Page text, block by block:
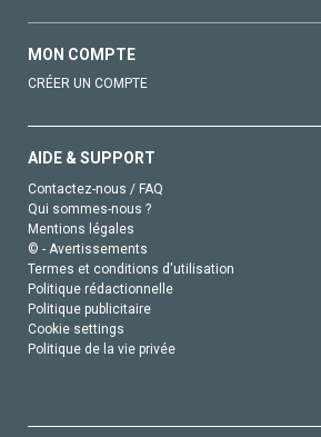
MON COMPTE
CRÉER UN COMPTE
AIDE & SUPPORT
Contactez-nous / FAQ
Qui sommes-nous ?
Mentions légales
© - Avertissements
Termes et conditions d'utilisation
Politique rédactionnelle
Politique publicitaire
Cookie settings
Politique de la vie privée